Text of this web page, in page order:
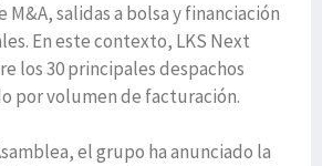
M&A, salidas a bolsa y financiación
En este contexto, LKS Next
los 30 principales despachos
por volumen de facturación.
el grupo ha anunciado la